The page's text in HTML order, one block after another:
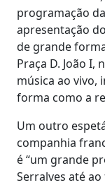
programação
apresentação
de grande
Praça D. João I,
música ao vivo,
forma como a
Um outro
companhia
é “um grande
Serralves até